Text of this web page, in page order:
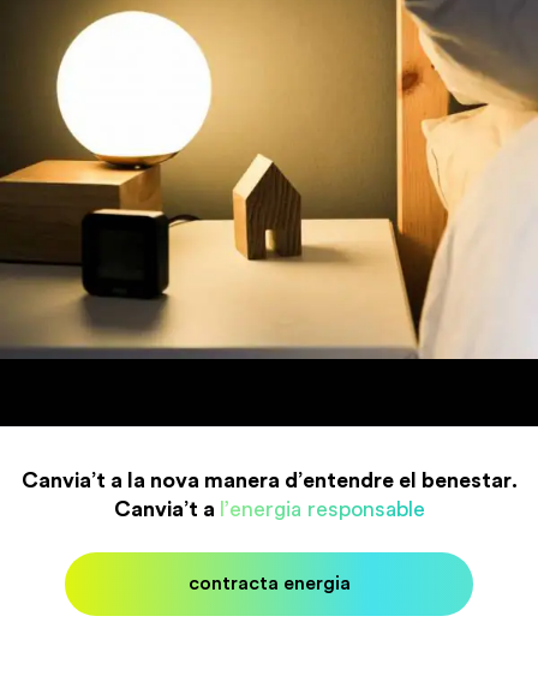
Canvia’t a la nova manera d’entendre el benestar.
Canvia’t a l’energia responsable
contracta energia